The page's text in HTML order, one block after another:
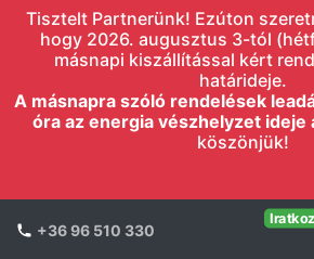
Tisztelt Partnerünk! Ezúton
hogy 2026. augusztus 3-tól
másnapi kiszállítással kért
határideje.
A másnapra szóló rendelések
óra az energia vészhelyzet ideje
köszönjük!
+36 96 510 330